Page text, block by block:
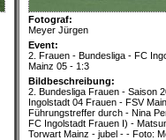
Fotograf:
Meyer Jürgen
Event:
2. Frauen - Bundesliga - FC
Mainz 05 - 1:3
Bildbeschreibung:
2. Bundesliga Frauen - Saison
Ingolstadt 04 Frauen - FSV
Führungstreffer durch - Nina
FC Ingolstadt Frauen I) -
Torwart Mainz - jubel - - Foto: